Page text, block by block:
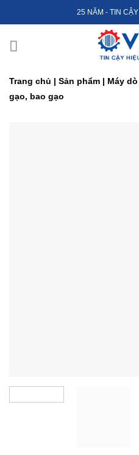
to
25 NĂM - TIN
Trang chủ | Sản phẩm | Máy
gạo, bao gạo